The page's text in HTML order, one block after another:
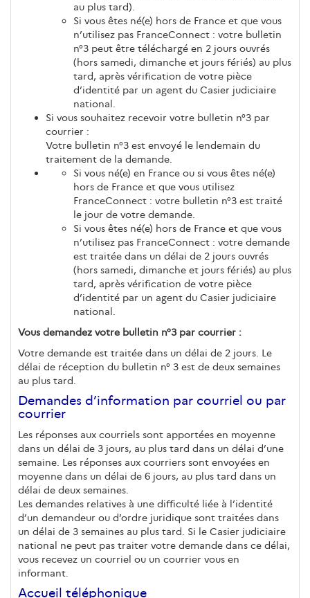
au plus tard).
Si vous êtes né(e) hors de France et que vous
n’utilisez pas FranceConnect : votre bulletin
n°3 peut être téléchargé en 2 jours ouvrés
(hors samedi, dimanche et jours fériés) au plus
tard, après vérification de votre pièce
d’identité par un agent du Casier judiciaire
national.
Si vous souhaitez recevoir votre bulletin n°3 par
courrier :
Votre bulletin n°3 est envoyé le lendemain du
traitement de la demande.
Si vous né(e) en France ou si vous êtes né(e)
hors de France et que vous utilisez
FranceConnect : votre bulletin n°3 est traité
le jour de votre demande.
Si vous êtes né(e) hors de France et que vous
n’utilisez pas FranceConnect : votre demande
est traitée dans un délai de 2 jours ouvrés
(hors samedi, dimanche et jours fériés) au plus
tard, après vérification de votre pièce
d’identité par un agent du Casier judiciaire
national.
Vous demandez votre bulletin n°3 par courrier :
Votre demande est traitée dans un délai de 2 jours. Le
délai de réception du bulletin n° 3 est de deux semaines
au plus tard.
Demandes d’information par courriel ou par
courrier
Les réponses aux courriels sont apportées en moyenne
dans un délai de 3 jours, au plus tard dans un délai d’une
semaine. Les réponses aux courriers sont envoyées en
moyenne dans un délai de 6 jours, au plus tard dans un
délai de deux semaines.
Les demandes relatives à une difficulté liée à l’identité
d’un demandeur ou d’ordre juridique sont traitées dans
un délai de 3 semaines au plus tard. Si le Casier judiciaire
national ne peut pas traiter votre demande dans ce délai,
vous recevez un courriel ou un courrier vous en
informant.
Accueil téléphonique